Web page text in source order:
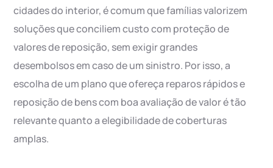
cidades do interior, é comum que famílias valorizem
soluções que conciliem custo com proteção de
valores de reposição, sem exigir grandes
desembolsos em caso de um sinistro. Por isso, a
escolha de um plano que ofereça reparos rápidos e
reposição de bens com boa avaliação de valor é tão
relevante quanto a elegibilidade de coberturas
amplas.